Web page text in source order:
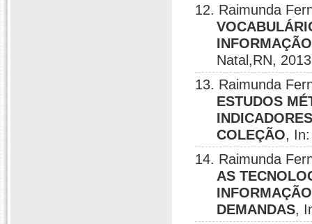
12. Raimunda
Natal,RN,
13. Raimunda
ESTUDOS
COLEÇÃO,
14. Raimunda
AS
DEMANDAS,